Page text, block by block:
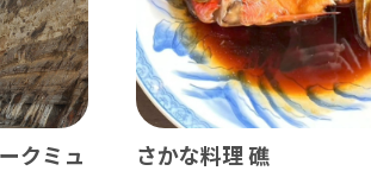
九十九里浜 / 釣ヶ崎海岸（サーフ
南房総
大山千枚田 / 鴨川シーワールド /
クミュ
さかな料理 礁